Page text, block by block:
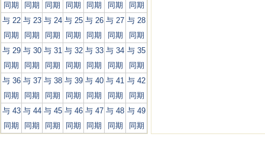
同期
同期
同期
同期
同期
同期
同期
与 22
同期
与 23
同期
与 24
同期
与 25
同期
与 26
同期
与 27
同期
与 28
同期
与 29
同期
与 30
同期
与 31
同期
与 32
同期
与 33
同期
与 34
同期
与 35
同期
与 36
同期
与 37
同期
与 38
同期
与 39
同期
与 40
同期
与 41
同期
与 42
同期
与 43
同期
与 44
同期
与 45
同期
与 46
同期
与 47
同期
与 48
同期
与 49
同期